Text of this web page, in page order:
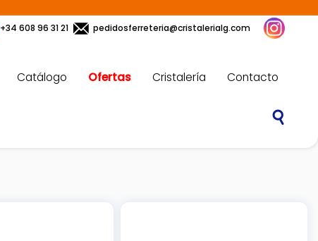
+34 608 96 31 21 pedidosferreteria@cristalerialg.com
Catálogo Ofertas Cristalería Contacto